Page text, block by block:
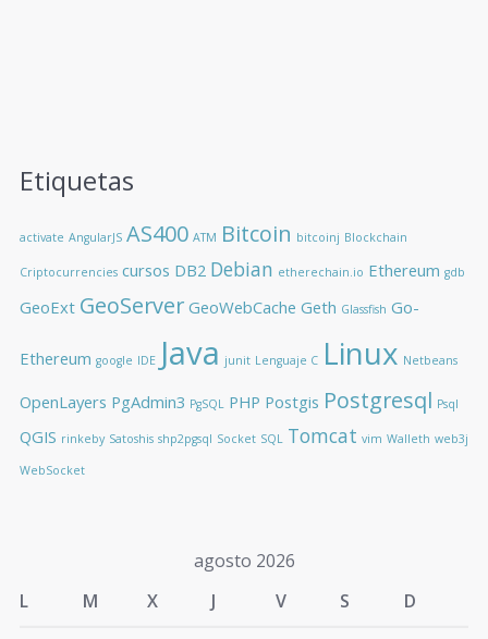
Etiquetas
activate AngularJS AS400 ATM Bitcoin bitcoinj Blockchain
Criptocurrencies cursos DB2 Debian etherechain.io Ethereum gdb
GeoExt GeoServer GeoWebCache Geth Glassfish Go-
Ethereum google IDE Java junit Lenguaje C Linux Netbeans
OpenLayers PgAdmin3 PgSQL PHP Postgis Postgresql Psql
QGIS rinkeby Satoshis shp2pgsql Socket SQL Tomcat vim Walleth web3j
WebSocket
agosto 2026
L
M X J V S D